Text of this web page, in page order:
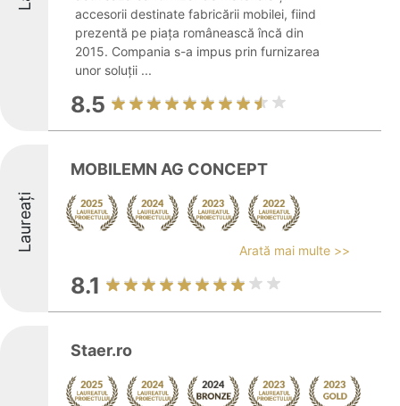
accesorii destinate fabricării mobilei, fiind
prezentă pe piața românească încă din
2015. Compania s-a impus prin furnizarea
unor soluții ...
8.5
Laureați
MOBILEMN AG CONCEPT
Arată mai multe >>
8.1
Staer.ro